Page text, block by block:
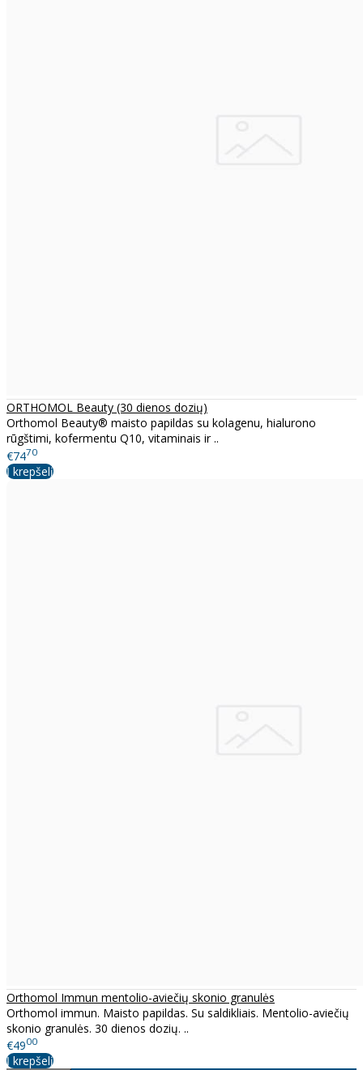
ORTHOMOL Beauty (30 dienos dozių)
Orthomol Beauty® maisto papildas su kolagenu, hialurono
rūgštimi, kofermentu Q10, vitaminais ir ..
€7470
Į krepšelį
Orthomol Immun mentolio-aviečių skonio granulės
Orthomol immun. Maisto papildas. Su saldikliais. Mentolio-aviečių
skonio granulės. 30 dienos dozių. ..
€4900
Į krepšelį